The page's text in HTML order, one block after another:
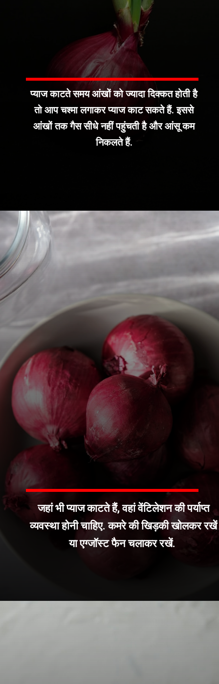
प्याज काटते समय आंखों को ज्यादा दिक्कत होती है
तो आप चश्मा लगाकर प्याज काट सकते हैं. इससे
आंखों तक गैस सीधे नहीं पहुंचती है और आंसू कम
निकलते हैं.
जहां भी प्याज काटते हैं, वहां वेंटिलेशन की पर्याप्त
व्यवस्था होनी चाहिए. कमरे की खिड़की खोलकर रखें
या एग्जॉस्ट फैन चलाकर रखें.